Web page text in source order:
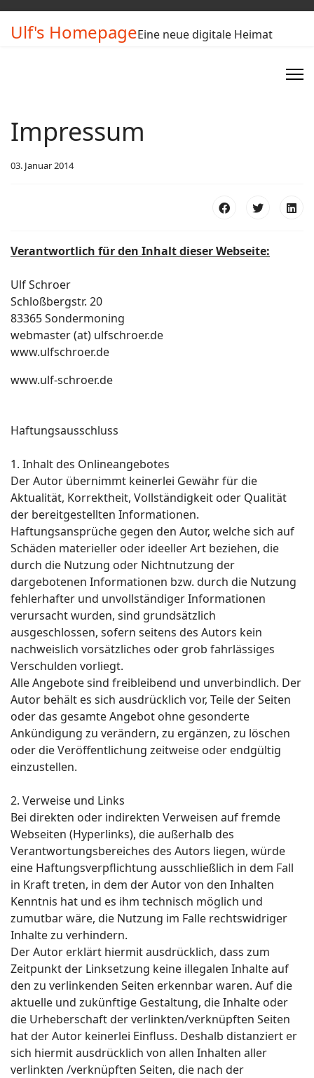
Ulf's HomepageEine neue digitale Heimat
Impressum
03. Januar 2014
Verantwortlich für den Inhalt dieser Webseite:
Ulf Schroer
Schloßbergstr. 20
83365 Sondermoning
webmaster (at) ulfschroer.de
www.ulfschroer.de
www.ulf-schroer.de
Haftungsausschluss
1. Inhalt des Onlineangebotes
Der Autor übernimmt keinerlei Gewähr für die
Aktualität, Korrektheit, Vollständigkeit oder Qualität
der bereitgestellten Informationen.
Haftungsansprüche gegen den Autor, welche sich auf
Schäden materieller oder ideeller Art beziehen, die
durch die Nutzung oder Nichtnutzung der
dargebotenen Informationen bzw. durch die Nutzung
fehlerhafter und unvollständiger Informationen
verursacht wurden, sind grundsätzlich
ausgeschlossen, sofern seitens des Autors kein
nachweislich vorsätzliches oder grob fahrlässiges
Verschulden vorliegt.
Alle Angebote sind freibleibend und unverbindlich. Der
Autor behält es sich ausdrücklich vor, Teile der Seiten
oder das gesamte Angebot ohne gesonderte
Ankündigung zu verändern, zu ergänzen, zu löschen
oder die Veröffentlichung zeitweise oder endgültig
einzustellen.
2. Verweise und Links
Bei direkten oder indirekten Verweisen auf fremde
Webseiten (Hyperlinks), die außerhalb des
Verantwortungsbereiches des Autors liegen, würde
eine Haftungsverpflichtung ausschließlich in dem Fall
in Kraft treten, in dem der Autor von den Inhalten
Kenntnis hat und es ihm technisch möglich und
zumutbar wäre, die Nutzung im Falle rechtswidriger
Inhalte zu verhindern.
Der Autor erklärt hiermit ausdrücklich, dass zum
Zeitpunkt der Linksetzung keine illegalen Inhalte auf
den zu verlinkenden Seiten erkennbar waren. Auf die
aktuelle und zukünftige Gestaltung, die Inhalte oder
die Urheberschaft der verlinkten/verknüpften Seiten
hat der Autor keinerlei Einfluss. Deshalb distanziert er
sich hiermit ausdrücklich von allen Inhalten aller
verlinkten /verknüpften Seiten, die nach der